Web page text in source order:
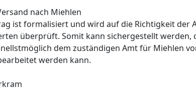
nach Miehlen
ist formalisiert und wird auf die Richtigkeit der
überprüft. Somit kann sichergestellt werden,
dem zuständigen Amt für Miehlen
werden kann.